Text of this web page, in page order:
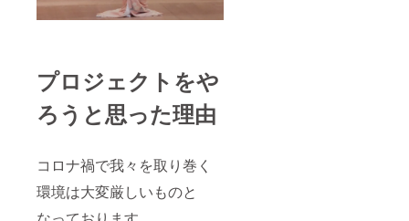
プロジェクトをや
ろうと思った理由
コロナ禍で我々を取り巻く
環境は大変厳しいものと